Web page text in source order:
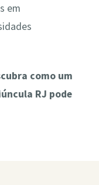
em
como um
RJ pode